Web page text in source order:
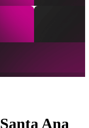
Santa Ana